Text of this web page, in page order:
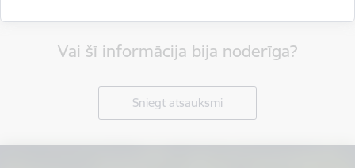
Vai šī informācija bija noderīga?
Sniegt atsauksmi